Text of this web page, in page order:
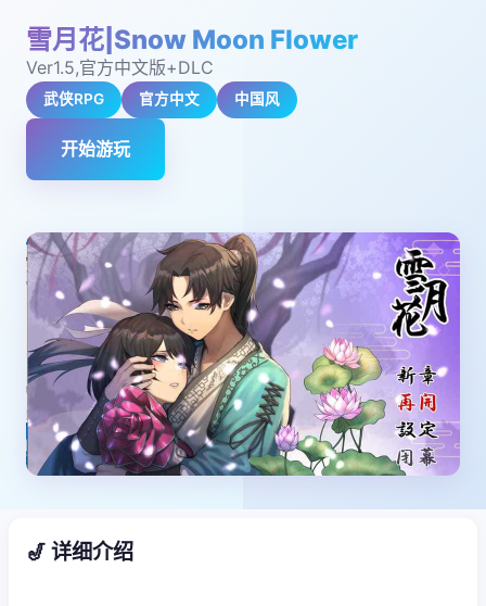
雪月花|Snow Moon Flower
Ver1.5,官方中文版+DLC
武侠RPG 官方中文 中国风
开始游玩
🎷 详细介绍